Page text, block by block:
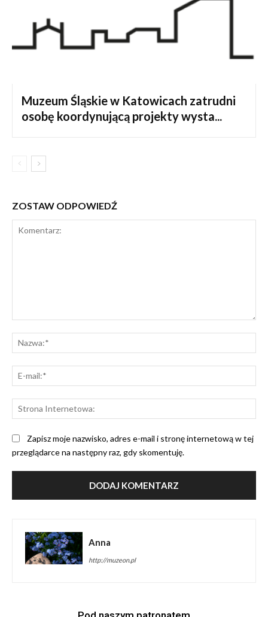
Muzeum Śląskie w Katowicach zatrudni
osobę koordynującą projekty wysta...
ZOSTAW ODPOWIEDŹ
Zapisz moje nazwisko, adres e-mail i stronę internetową w tej
przeglądarce na następny raz, gdy skomentuję.
Anna
http://muzeon.pl